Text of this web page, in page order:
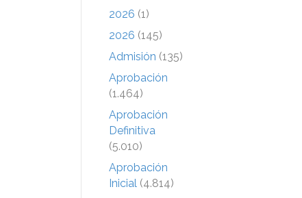
2026 (1)
2026 (145)
Admisión (135)
Aprobación
(1.464)
Aprobación
Definitiva
(5.010)
Aprobación
Inicial (4.814)